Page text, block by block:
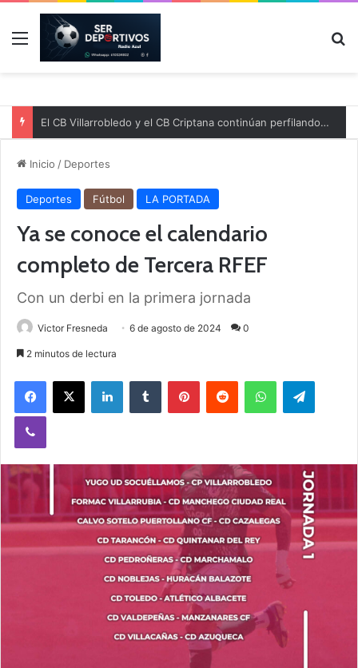
Menú
El CB Villarrobledo y el CB Criptana continúan perfilando sus plantillas
Inicio / Deportes
Deportes Fútbol LA PORTADA
Ya se conoce el calendario
completo de Tercera RFEF
Con un derbi en la primera jornada
Victor Fresneda 6 de agosto de 2024 0
2 minutos de lectura